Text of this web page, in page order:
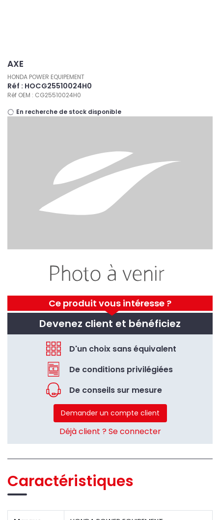
Ce produit vous intéresse ?
Devenez client et bénéficiez
D'un choix sans équivalent
De conditions privilégiées
De conseils sur mesure
Demander un compte client
Déjà client ? Se connecter
AXE
HONDA POWER EQUIPEMENT
Réf : HOCG25510024H0
Réf OEM : CG25510024H0
En recherche de stock disponible
Caractéristiques